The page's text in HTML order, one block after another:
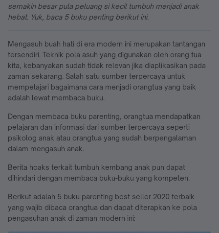
semakin besar pula peluang si kecil tumbuh menjadi anak
hebat. Yuk, baca 5 buku penting berikut ini.
Mengasuh buah hati di era modern ini merupakan tantangan
tersendiri. Teknik pola asuh yang digunakan oleh orang tua
kita, kebanyakan sudah tidak relevan jika diaplikasikan pada
zaman sekarang. Salah satu sumber terpercaya untuk
mempelajari bagaimana cara menjadi orangtua yang baik
adalah lewat membaca buku.
Dengan membaca buku parenting, orangtua mendapatkan
pelajaran dan informasi dari sumber terpercaya seperti
psikolog anak atau orangtua yang sudah berpengalaman
dalam mengasuh anak.
Berita hoaks terkait tumbuh kembang anak pun dapat
dihindari dengan membaca buku-buku yang kompeten.
Berikut adalah 5 buku parenting best seller 2020 terbaik
yang wajib dibaca orangtua dan dapat diterapkan ke pola
pengasuhan anak di zaman modern ini: